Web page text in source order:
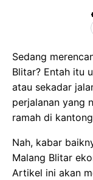
Sedang
Blitar? Entah itu
atau sekadar
perjalanan yang
ramah di
Nah, kabar
Malang Blitar
Artikel ini akan